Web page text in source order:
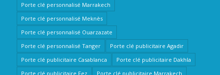
Porte clé personnalisé Marrakech
Porte clé personnalisé Meknès
Porte clé personnalisé Ouarzazate
Porte clé personnalisé Tanger
Porte clé publicitaire Agadir
Porte clé publicitaire Casablanca
Porte clé publicitaire Dakhla
Porte clé publicitaire Fez
Porte clé publicitaire Marrakech